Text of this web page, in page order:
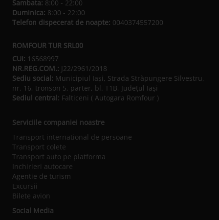
Sambata: 8:00 - 22:00
Duminica: 8:00 - 22:00
Telefon dispecerat de noapte: 0040374557200
ROMFOUR TUR SRL00
CUI: 16568997
NR.REG.COM.: J22/2961/2018
Sediu social: Municipiul Iaşi, Strada Străpungere Silvestru,
nr. 16, tronson 5, parter, bl. T1B, Județul Iaşi
Sediul central: Falticeni ( Autogara Romfour )
Serviciile companiei noastre
Transport international de persoane
Transport colete
Transport auto pe platforma
Inchirieri autocare
Agentie de turism
Excursii
Bilete avion
Social Media